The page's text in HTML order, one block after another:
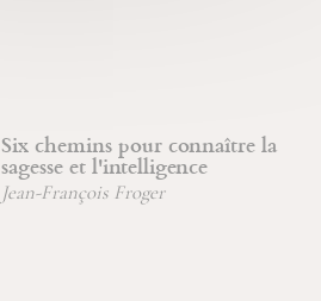
Six chemins pour connaître la
sagesse et l'intelligence
Jean-François Froger